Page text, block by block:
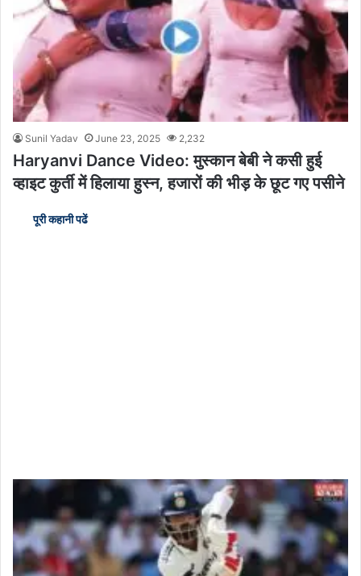
Sunil Yadav June 23, 2025 2,232
Haryanvi Dance Video: मुस्कान बेबी ने कसी हुई
व्हाइट कुर्ती में हिलाया हुस्न, हजारों की भीड़ के छूट गए पसीने
पूरी कहानी पढें